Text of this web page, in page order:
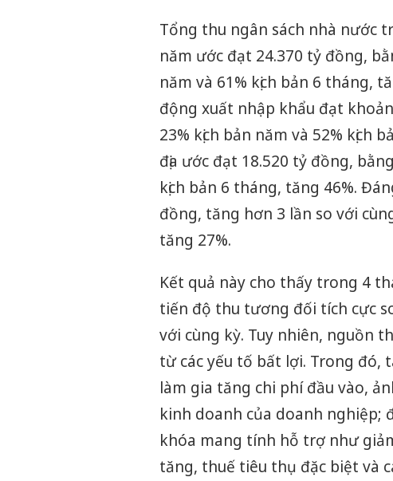
Tổng thu ngân sách nhà nước
năm ước đạt 24.370 tỷ đồng,
năm và 61% kịch bản 6 tháng,
động xuất nhập khẩu đạt
23% kịch bản năm và 52% kịch
địa ước đạt 18.520 tỷ đồng,
kịch bản 6 tháng, tăng 46%.
đồng, tăng hơn 3 lần so với
tăng 27%.
Kết quả này cho thấy trong 4
tiến độ thu tương đối tích cực
với cùng kỳ. Tuy nhiên, nguồn
từ các yếu tố bất lợi. Trong đó,
làm gia tăng chi phí đầu vào,
kinh doanh của doanh nghiệp;
khóa mang tính hỗ trợ như
tăng, thuế tiêu thụ đặc biệt và